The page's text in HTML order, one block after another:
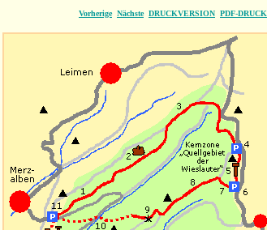
Vorherige Nächste DRUCKVERSION PDF-DRUCK